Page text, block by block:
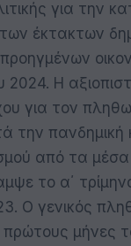
για την
έκτακτων
Η
για τον
πανδημική
από τα μέσα
το α΄
Ο γενικός
μήνες